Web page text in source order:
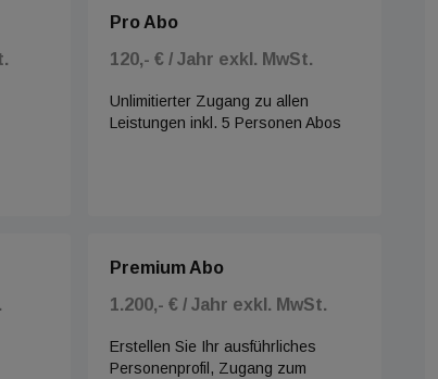
Pro Abo
120,- € / Jahr exkl. MwSt.
Unlimitierter Zugang zu allen
Leistungen inkl. 5 Personen Abos
Premium Abo
1.200,- € / Jahr exkl. MwSt.
Erstellen Sie Ihr ausführliches
Personenprofil, Zugang zum